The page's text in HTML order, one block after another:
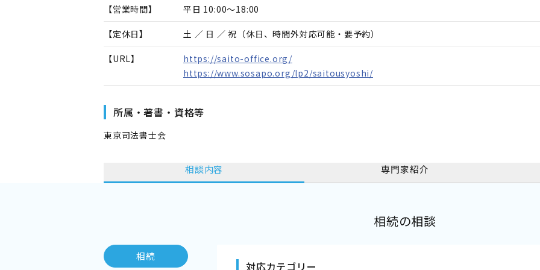
【営業時間】 平日 10:00～18:00
【定休日】 土 ／ 日 ／ 祝（休日、時間外対応可能・要予約）
【URL】
https://saito-office.org/
https://www.sosapo.org/lp2/saitousyoshi/
所属・著書・資格等
東京司法書士会
相談内容 専門家紹介
相続の相談
相続
対応カテゴリー